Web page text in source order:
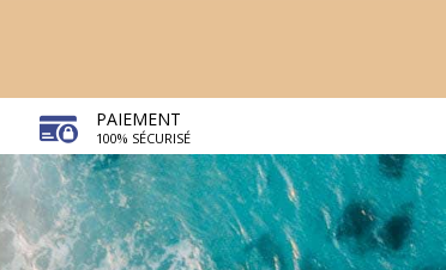
PAIEMENT
100% SÉCURISÉ